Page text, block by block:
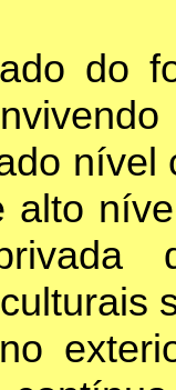
do
nível
alto